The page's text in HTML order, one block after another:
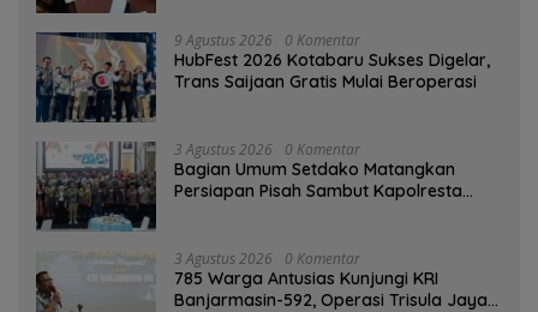
9 Agustus 2026 0 Komentar
HubFest 2026 Kotabaru Sukses Digelar,
Trans Saijaan Gratis Mulai Beroperasi
3 Agustus 2026 0 Komentar
Bagian Umum Setdako Matangkan
Persiapan Pisah Sambut Kapolresta
3 Agustus 2026 0 Komentar
785 Warga Antusias Kunjungi KRI
Banjarmasin-592, Operasi Trisula Jaya